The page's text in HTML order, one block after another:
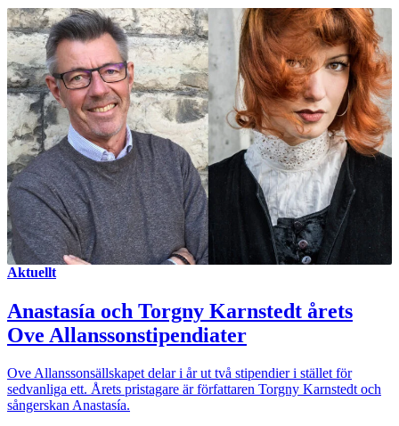
Aktuellt
Anastasía och Torgny Karnstedt årets
Ove Allanssonstipendiater
Ove Allanssonsällskapet delar i år ut två stipendier i stället för
sedvanliga ett. Årets pristagare är författaren Torgny Karnstedt och
sångerskan Anastasía.